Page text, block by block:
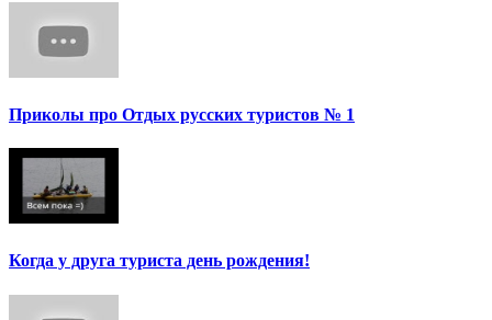
Приколы про Отдых русских туристов № 1
Когда у друга туриста день рождения!